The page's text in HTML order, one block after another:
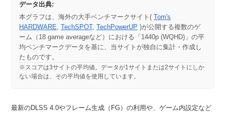
データ出典:
本グラフは、海外の大手ベンチマークサイト( Tom's
HARDWARE, TechSPOT, TechPowerUP )が公開する複数のゲ
ーム（18 game averageなど）における「1440p (WQHD)」の平
均ベンチマークデータを基に、当サイトが独自に集計・作成し
たものです。
※スコアは3サイトの平均値。データが1サイトまたは2サイトにしか
ない場合は、その平均値を使用しています。
最新のDLSS 4.0やフレーム生成（FG）の利用や、ゲーム内設定など